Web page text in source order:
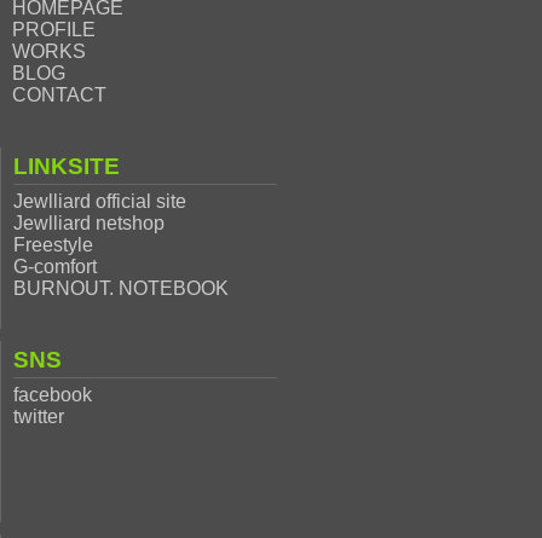
HOMEPAGE
PROFILE
WORKS
BLOG
CONTACT
LINKSITE
Jewlliard official site
Jewlliard netshop
Freestyle
G-comfort
BURNOUT. NOTEBOOK
SNS
facebook
twitter